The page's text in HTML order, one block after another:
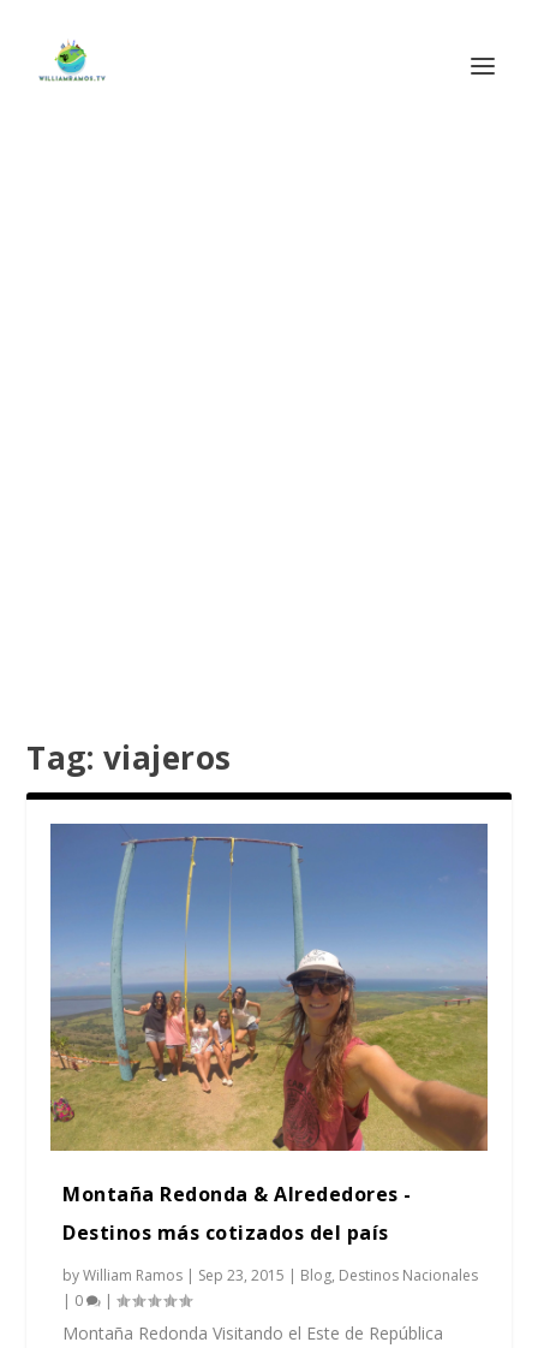
Tag: viajeros
Montaña Redonda & Alrededores -
Destinos más cotizados del país
byWilliam Ramos | Sep 23, 2015 | Blog, Destinos Nacionales
| 0 |
Montaña Redonda Visitando el Este de República